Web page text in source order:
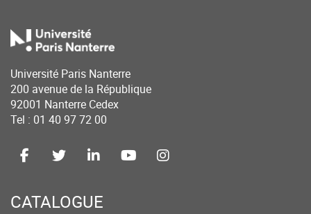
Université Paris Nanterre
200 avenue de la République
92001 Nanterre Cedex
Tel : 01 40 97 72 00
CATALOGUE